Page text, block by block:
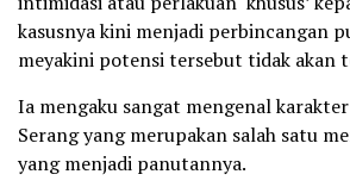
kasusnya kini menjadi perbincangan
meyakini potensi tersebut tidak akan
Ia mengaku sangat mengenal
Serang yang merupakan salah satu
yang menjadi panutannya.